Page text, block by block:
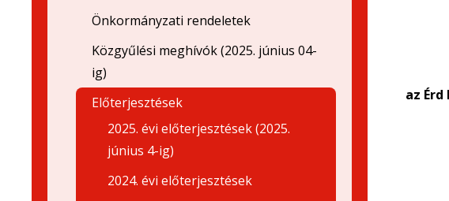
az
Önkormányzati rendeletek
Közgyűlési meghívók (2025. június 04-
ig)
Előterjesztések
2025. évi előterjesztések (2025.
június 4-ig)
2024. évi előterjesztések